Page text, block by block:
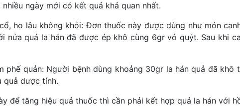
ngày mới có kết quả khả quan nhất.
ho lâu không khỏi: Đơn thuốc này được dùng như món
nửa quả la hán đã được ép khô cùng 6gr vỏ quýt. Sau khi
phế quản: Người bệnh dùng khoảng 30gr la hán quả đã
quả dược tính.
để tăng hiệu quả thuốc thì cần phải kết hợp quả la hán với